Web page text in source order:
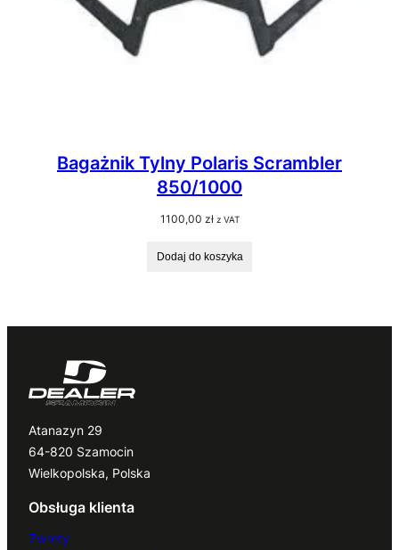
Bagażnik Tylny Polaris Scrambler
850/1000
1100,00 zł z VAT
Dodaj do koszyka
Atanazyn 29
64-820 Szamocin
Wielkopolska, Polska
Obsługa klienta
Zwroty